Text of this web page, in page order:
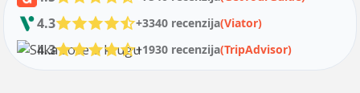
+3340 recenzija(Viator)
4.3
+1930 recenzija(TripAdvisor)
4.3